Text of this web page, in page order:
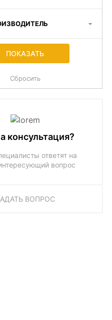
консультация?
ответят на
вопрос
ВОПРОС